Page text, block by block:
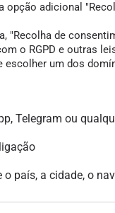
opção adicional
"Recolha de
o RGPD e outras
um dos
Telegram ou
país, a cidade, o